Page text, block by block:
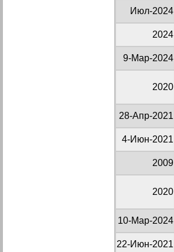
Июл-2024
2024
9-Мар-2024
2020
28-Апр-2021
4-Июн-2021
2009
2020
10-Мар-2024
22-Июн-2021